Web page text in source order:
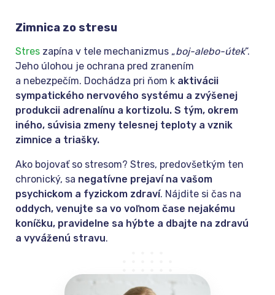
Zimnica zo stresu
Stres zapína v tele mechanizmus „boj-alebo-útek“.
Jeho úlohou je ochrana pred zranením
a nebezpečím. Dochádza pri ňom k aktivácii
sympatického nervového systému a zvýšenej
produkcii adrenalínu a kortizolu. S tým, okrem
iného, súvisia zmeny telesnej teploty a vznik
zimnice a triašky.
Ako bojovať so stresom? Stres, predovšetkým ten
chronický, sa negatívne prejaví na vašom
psychickom a fyzickom zdraví. Nájdite si čas na
oddych, venujte sa vo voľnom čase nejakému
koníčku, pravidelne sa hýbte a dbajte na zdravú
a vyváženú stravu.